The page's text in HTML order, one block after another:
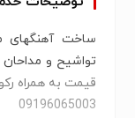
ساخت آهنگهای
تواشیح و
قیمت به همراه
09196065003